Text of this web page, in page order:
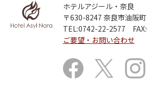
ホテルアジール・奈良
〒630-8247 奈良市油阪
TEL:0742-22-2577
ご要望・お問い合わせ